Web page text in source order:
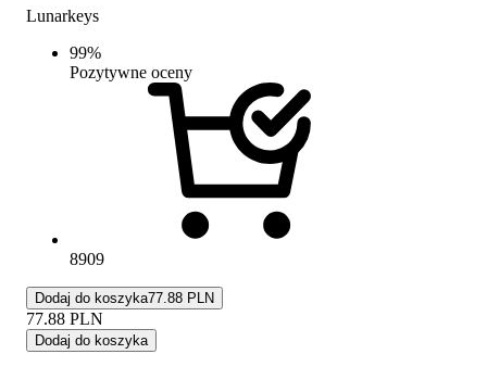
Lunarkeys
99%
Pozytywne oceny
8909
Dodaj do koszyka77.88 PLN
77.88 PLN
Dodaj do koszyka